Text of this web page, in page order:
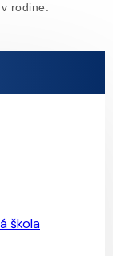
rodine.
škola